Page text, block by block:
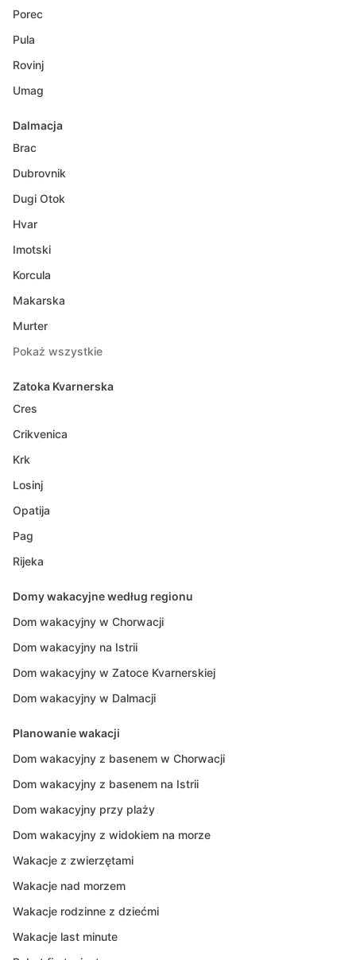
Porec
Pula
Rovinj
Umag
Dalmacja
Brac
Dubrovnik
Dugi Otok
Hvar
Imotski
Korcula
Makarska
Murter
Pokaż wszystkie
Zatoka Kvarnerska
Cres
Crikvenica
Krk
Losinj
Opatija
Pag
Rijeka
Domy wakacyjne według regionu
Dom wakacyjny w Chorwacji
Dom wakacyjny na Istrii
Dom wakacyjny w Zatoce Kvarnerskiej
Dom wakacyjny w Dalmacji
Planowanie wakacji
Dom wakacyjny z basenem w Chorwacji
Dom wakacyjny z basenem na Istrii
Dom wakacyjny przy plaży
Dom wakacyjny z widokiem na morze
Wakacje z zwierzętami
Wakacje nad morzem
Wakacje rodzinne z dziećmi
Wakacje last minute